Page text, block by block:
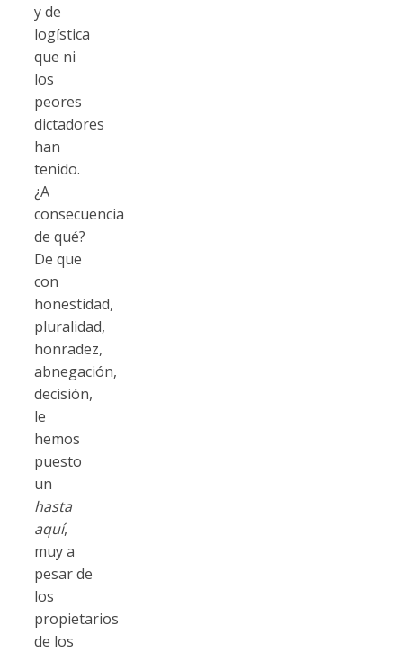
y de
logística
que ni
los
peores
dictadores
han
tenido.
¿A
consecuencia
de qué?
De que
con
honestidad,
pluralidad,
honradez,
abnegación,
decisión,
le
hemos
puesto
un
hasta
aquí,
muy a
pesar de
los
propietarios
de los